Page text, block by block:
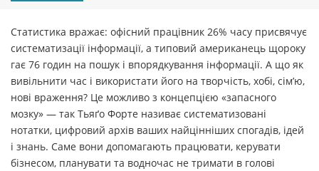
Статистика вражає: офісний працівник 26% часу присвячує
систематизації інформації, а типовий американець щороку
гає 76 годин на пошук і впорядкування інформації. А що як
вивільнити час і використати його на творчість, хобі, сім’ю,
нові враження? Це можливо з концепцією «запасного
мозку» — так Тьяґо Форте називає систематизовані
нотатки, цифровий архів ваших найцінніших спогадів, ідей
і знань. Саме вони допомагають працювати, керувати
бізнесом, планувати та водночас не тримати в голові